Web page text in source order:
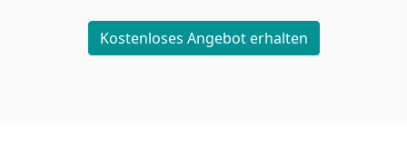
Kostenloses Angebot erhalten